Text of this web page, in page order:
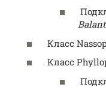
Класс
Класс